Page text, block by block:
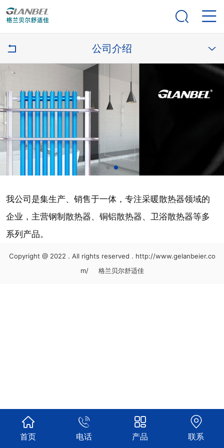
 
 公司介绍 
我公司是集生产、销售于一体，专注采暖散热器领域的
企业，主营钢制散热器、铜铝散热器、卫浴散热器等多
系列产品。
Copyright @ 2022 . All rights reserved . http://www.gelanbeier.co
m/ 格兰贝尔舒适佳

首页

电话

产品

联系